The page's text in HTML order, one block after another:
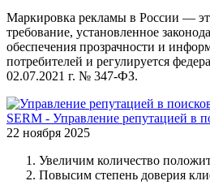
Маркировка рекламы в России —
требование, установленное
обеспечения прозрачности и
потребителей и регулируется
02.07.2021 г. № 347-ФЗ.
SERM - Управление репутацией в
22 ноября 2025
Увеличим количество
Повысим степень доверия